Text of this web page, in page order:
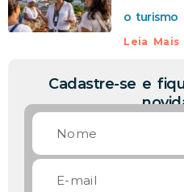
o turismo
Leia Mais
Cadastre-se e